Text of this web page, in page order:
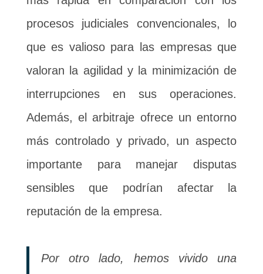
procesos judiciales convencionales, lo
que es valioso para las empresas que
valoran la agilidad y la minimización de
interrupciones en sus operaciones.
Además, el arbitraje ofrece un entorno
más controlado y privado, un aspecto
importante para manejar disputas
sensibles que podrían afectar la
reputación de la empresa.
Por otro lado, hemos vivido una